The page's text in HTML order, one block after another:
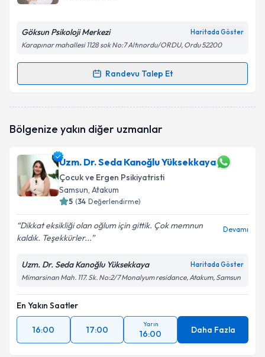
Göksun Psikoloji Merkezi Haritada Göster
Karapınar mahallesi 1128 sok No:7 Altınordu/ORDU, Ordu 52200
Randevu Talep Et
Randevu Takvimi Talebi
talebi oluşturun. Size bu uzmandan randevu almanız
bilgilendireceğiz.
E-posta Adresiniz
Kişisel verilerimin işlenmesine ilişkin
kapsamda işlenmesini kabul ediyorum.
Takvim Talebini Gönder
Bölgenize yakın diğer uzmanlar
Uzm. Dr. Seda Kanoğlu Yüksekkaya
Çocuk ve Ergen Psikiyatristi
Samsun, Atakum
5 (34 Değerlendirme)
Dikkat eksikliği olan oğlum için gittik. Çok memnun
kaldık. Teşekkürler...
Devamı
Uzm. Dr. Seda Kanoğlu Yüksekkaya Haritada Göster
Mimarsinan Mah. 117. Sk. No:2/7 Monalyum residance, Atakum, Samsun
En Yakın Saatler
16:00 17:00
Yarın
16:00 Daha Fazla